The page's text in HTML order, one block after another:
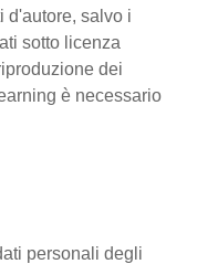
d'autore, salvo i
sotto licenza
dei
è necessario
personali degli